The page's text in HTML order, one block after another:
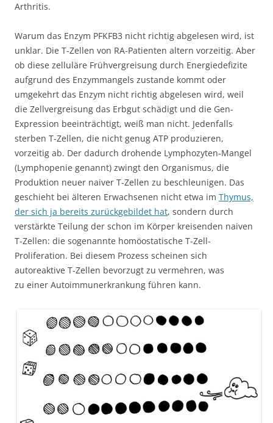
Arthritis.
Warum das Enzym PFKFB3 nicht richtig abgelesen wird, ist
unklar. Die T-Zellen von RA-Patienten altern vorzeitig. Aber
ob diese zelluläre Frühvergreisung durch Energiedefizite
aufgrund des Enzymmangels zustande kommt oder
umgekehrt das Enzym nicht richtig abgelesen wird, weil
die Zellvergreisung das Erbgut schädigt und die Gen-
Expression beeinträchtigt, weiß man nicht. Jedenfalls
sterben T-Zellen, die nicht genug ATP produzieren,
vorzeitig ab. Der dadurch drohende Lymphozyten-Mangel
(Lymphopenie genannt) zwingt den Organismus, die
Produktion neuer naiver T-Zellen zu beschleunigen. Das
geschieht bei älteren Erwachsenen nicht etwa im Thymus,
der sich ja bereits zurückgebildet hat, sondern durch
verstärkte Teilung der schon im Körper kreisenden naiven
T-Zellen: die sogenannte homöostatische T-Zell-
Proliferation. Bei diesem Prozess scheinen sich
autoreaktive T-Zellen bevorzugt zu vermehren, was
zu einer Autoimmunerkrankung führen kann.